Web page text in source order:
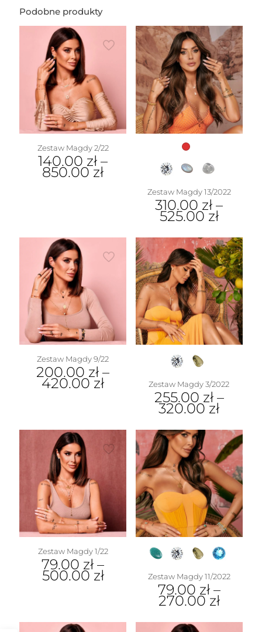
Podobne produkty
Zestaw Magdy 2/22
140.00 zł –
850.00 zł
Zestaw Magdy 13/2022
310.00 zł –
525.00 zł
Zestaw Magdy 9/22
200.00 zł –
420.00 zł Zestaw Magdy 3/2022
255.00 zł–
320.00 zł
Zestaw Magdy 1/22
79.00 zł –
500.00 zł Zestaw Magdy 11/2022
79.00 zł–
270.00 zł